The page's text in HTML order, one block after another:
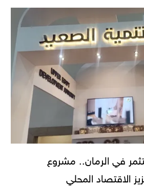
في الرمان.. مشروع
الاقتصاد المحلي